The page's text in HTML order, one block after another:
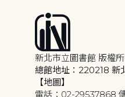
新北市立圖書館 版權
總館地址：220218 新
【地圖】
電話：02-29537868